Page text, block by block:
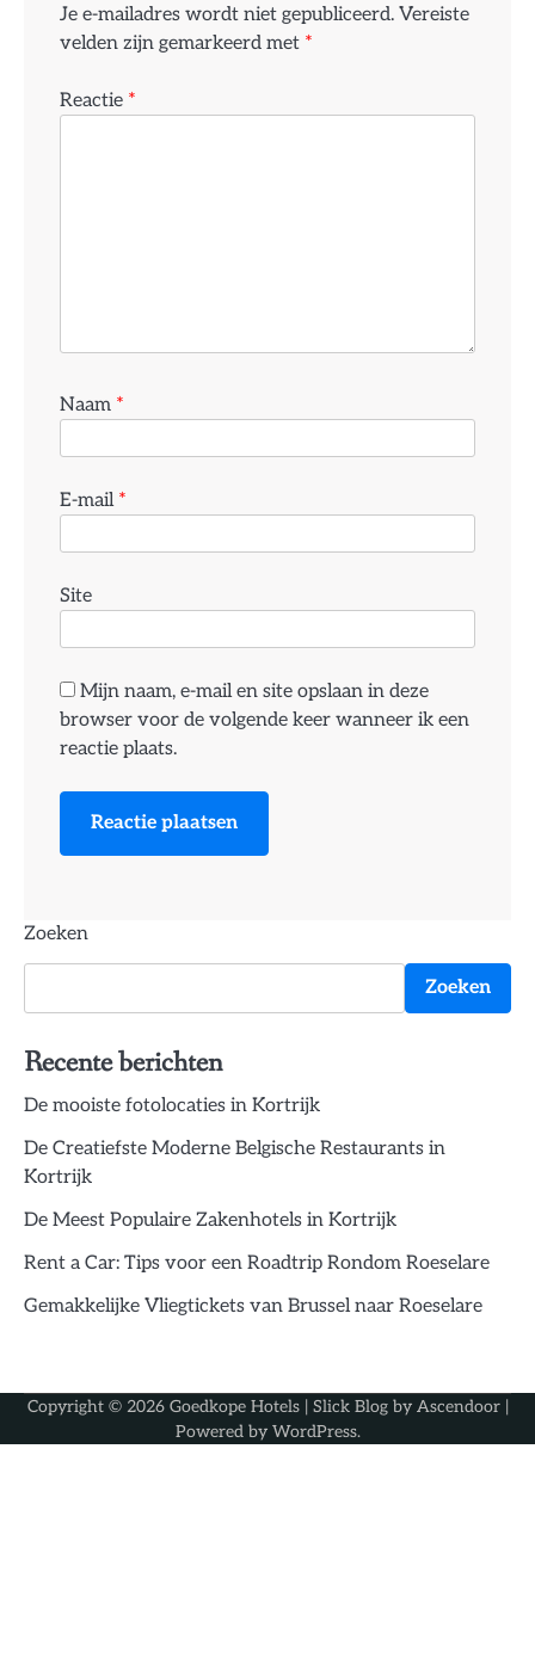
Je e-mailadres wordt niet gepubliceerd. Vereiste
velden zijn gemarkeerd met *
Reactie *
Naam *
E-mail *
Site
Mijn naam, e-mail en site opslaan in deze
browser voor de volgende keer wanneer ik een
reactie plaats.
Zoeken
Zoeken
Recente berichten
De mooiste fotolocaties in Kortrijk
De Creatiefste Moderne Belgische Restaurants in
Kortrijk
De Meest Populaire Zakenhotels in Kortrijk
Rent a Car: Tips voor een Roadtrip Rondom Roeselare
Gemakkelijke Vliegtickets van Brussel naar Roeselare
Copyright © 2026 Goedkope Hotels| Slick Blog by Ascendoor|
Powered by WordPress.